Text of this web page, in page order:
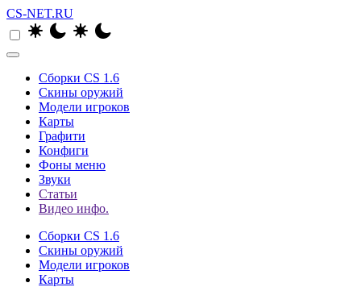
CS-NET.RU
Сборки CS 1.6
Скины оружий
Модели игроков
Карты
Графити
Конфиги
Фоны меню
Звуки
Статьи
Видео инфо.
Сборки CS 1.6
Скины оружий
Модели игроков
Карты